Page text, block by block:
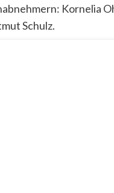
Kornelia
Schulz.